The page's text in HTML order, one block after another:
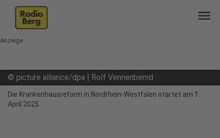
menu
Anzeige
© picture alliance/dpa | Rolf Vennenbernd
Die Krankenhausreform in Nordrhein-Westfalen startet am 1.
April 2025.